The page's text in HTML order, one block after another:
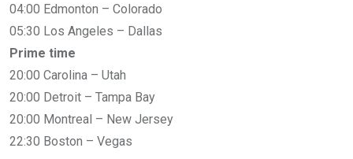
04:00 Edmonton – Colorado
05:30 Los Angeles – Dallas
Prime time
20:00 Carolina – Utah
20:00 Detroit – Tampa Bay
20:00 Montreal – New Jersey
22:30 Boston – Vegas